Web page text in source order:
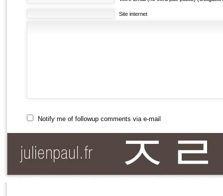
Site internet
Notify me of followup comments via e-mail